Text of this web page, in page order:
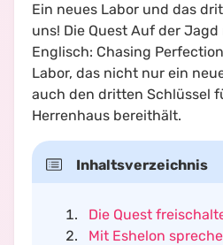
Ein neues Labor und das
uns! Die Quest Auf der Jagd
Englisch: Chasing Perfection
Labor, das nicht nur ein
auch den dritten Schlüssel
Herrenhaus bereithält.
Inhaltsverzeichnis
Die Quest
Mit Eshelon